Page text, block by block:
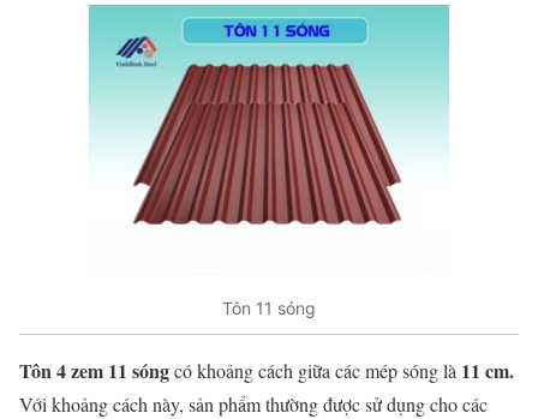
Tôn 11 sóng
Tôn 4 zem 11 sóngcó khoảng cách giữa các mép sóng là 11 cm.
Với khoảng cách này, sản phẩm thường được sử dụng cho các